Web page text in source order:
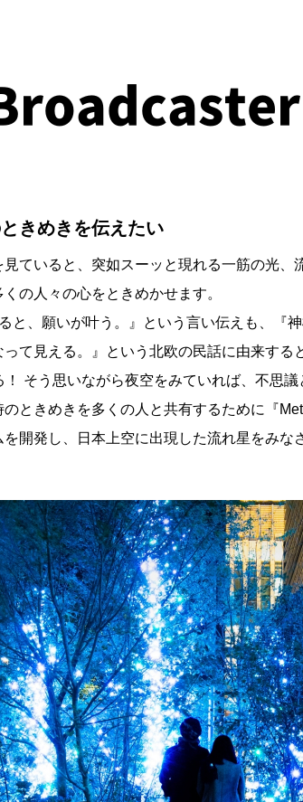
きめきを伝えたい
ていると、突如スーッと現れる一筋の光、
の人々の心をときめかせます。
と、願いが叶う。』という言い伝えも、『
て見える。』という北欧の民話に由来する
そう思いながら夜空をみていれば、不思
ときめきを多くの人と共有するために『
開発し、日本上空に出現した流れ星をみな